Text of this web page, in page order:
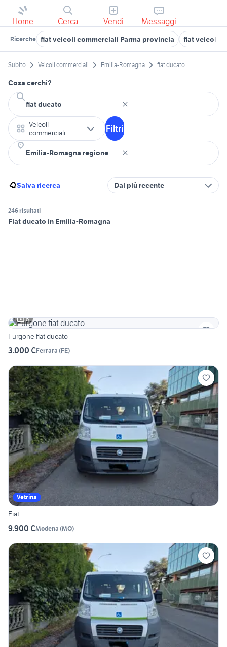
Home Cerca Vendi Messaggi
Ricerche fiat veicoli commerciali Parma provincia fiat veicoli
Subito Veicoli commerciali Emilia-Romagna fiat ducato
Cosa cerchi?
Veicoli
commerciali
Filtri
Salva ricerca Dal più recente
246 risultati
Fiat ducato in Emilia-Romagna
6
Furgone fiat ducato
3.000 €Ferrara (FE)
Vetrina
Fiat
9.900 €Modena (MO)